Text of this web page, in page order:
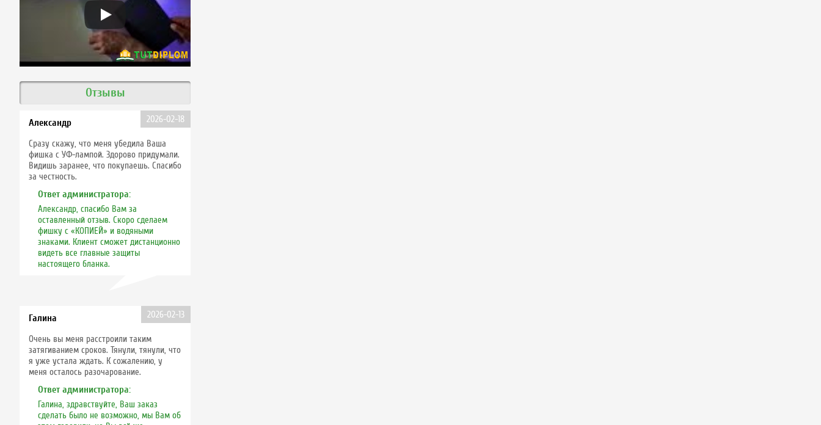
Отзывы
Александр 2026-02-18
Сразу скажу, что меня убедила Ваша
фишка с УФ-лампой. Здорово придумали.
Видишь заранее, что покупаешь. Спасибо
за честность.
Ответ администратора:
Александр, спасибо Вам за
оставленный отзыв. Скоро сделаем
фишку с «КОПИЕЙ» и водяными
знаками. Клиент сможет дистанционно
видеть все главные защиты
настоящего бланка.
Галина 2026-02-13
Очень вы меня расстроили таким
затягиванием сроков. Тянули, тянули, что
я уже устала ждать. К сожалению, у
меня осталось разочарование.
Ответ администратора:
Галина, здравствуйте, Ваш заказ
сделать было не возможно, мы Вам об